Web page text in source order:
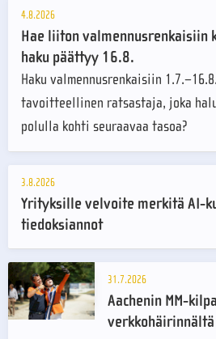
4.8.2026
Hae liiton valmennusrenkaisiin
haku päättyy 16.8.
Haku valmennusrenkaisiin
tavoitteellinen ratsastaja, joka
polulla kohti seuraavaa tasoa?
3.8.2026
Yrityksille velvoite merkitä AI-
tiedoksiannot
31.7.2026
Aachenin MM-
verkkohäirinnältä